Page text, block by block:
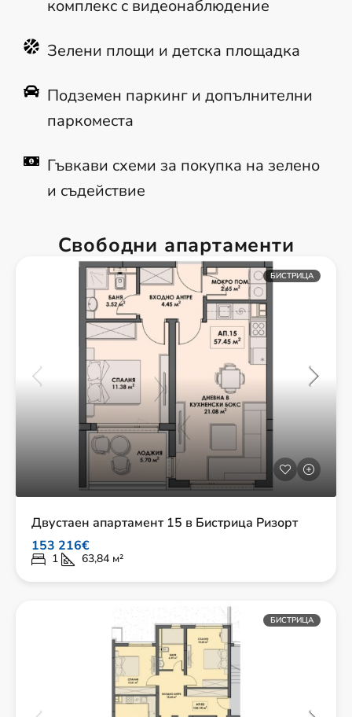
комплекс с видеонаблюдение
Зелени площи и детска площадка
Подземен паркинг и допълнителни
паркоместа
Гъвкави схеми за покупка на зелено
и съдействие
Свободни апартаменти
БИСТРИЦА
Двустаен апартамент 15 в Бистрица Ризорт
153 216€
1 63,84 м²
БИСТРИЦА